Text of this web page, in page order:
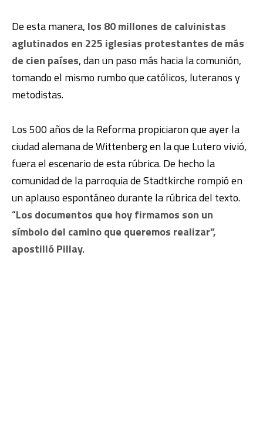
De esta manera, los 80 millones de calvinistas
aglutinados en 225 iglesias protestantes de más
de cien países, dan un paso más hacia la comunión,
tomando el mismo rumbo que católicos, luteranos y
metodistas.
Los 500 años de la Reforma propiciaron que ayer la
ciudad alemana de Wittenberg en la que Lutero vivió,
fuera el escenario de esta rúbrica. De hecho la
comunidad de la parroquia de Stadtkirche rompió en
un aplauso espontáneo durante la rúbrica del texto.
“Los documentos que hoy firmamos son un
símbolo del camino que queremos realizar”,
apostilló Pillay.